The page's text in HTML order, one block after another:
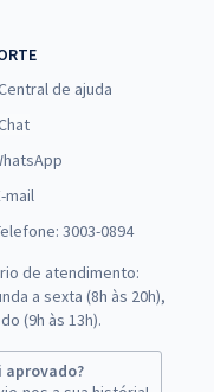
de ajuda
mail
3003-0894
de atendimento:
a sexta (8h às 20h),
(9h às 13h).
aprovado?